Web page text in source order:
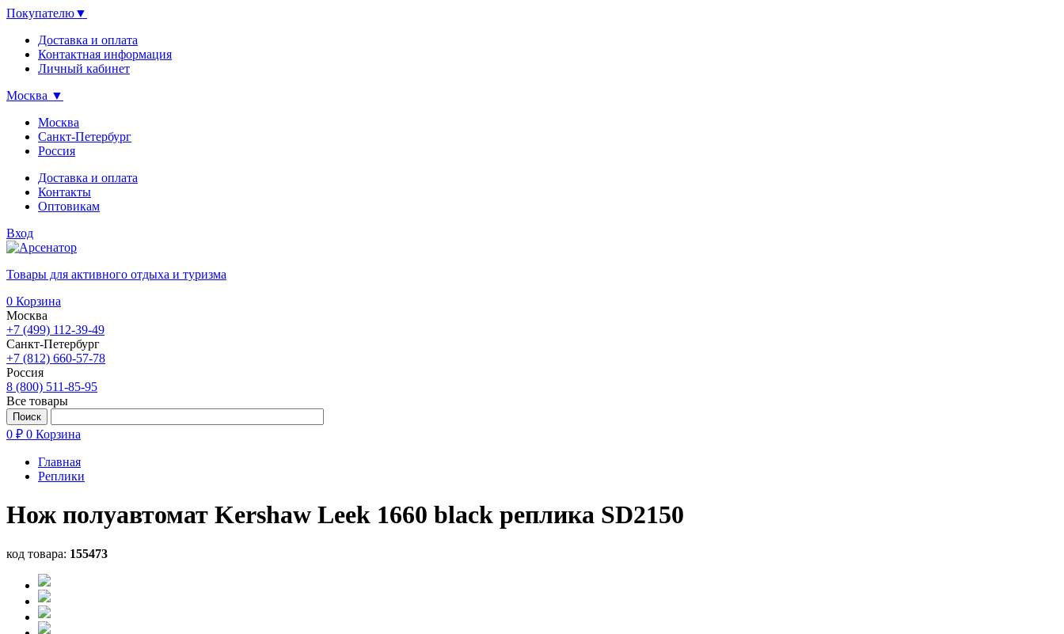
Покупателю▼
Доставка и оплата
Контактная информация
Личный кабинет
Москва ▼
Москва
Санкт-Петербург
Россия
Доставка и оплата
Контакты
Оптовикам
Вход
Товары для активного отдыха и туризма
0 Корзина
Москва
+7 (499) 112-39-49
Санкт-Петербург
+7 (812) 660-57-78
Россия
8 (800) 511-85-95
Все товары
0 ₽ 0 Корзина
Главная
Реплики
Нож полуавтомат Kershaw Leek 1660 black реплика SD2150
код товара: 155473